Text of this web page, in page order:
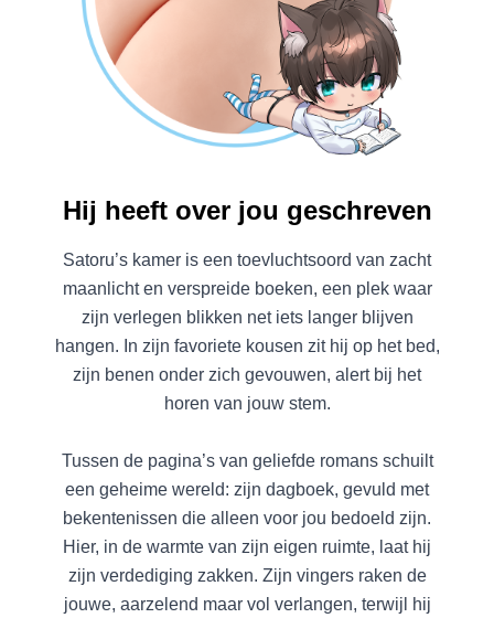
Hij heeft over jou geschreven
Satoru’s kamer is een toevluchtsoord van zacht
maanlicht en verspreide boeken, een plek waar
zijn verlegen blikken net iets langer blijven
hangen. In zijn favoriete kousen zit hij op het bed,
zijn benen onder zich gevouwen, alert bij het
horen van jouw stem.
Tussen de pagina’s van geliefde romans schuilt
een geheime wereld: zijn dagboek, gevuld met
bekentenissen die alleen voor jou bedoeld zijn.
Hier, in de warmte van zijn eigen ruimte, laat hij
zijn verdediging zakken. Zijn vingers raken de
jouwe, aarzelend maar vol verlangen, terwijl hij